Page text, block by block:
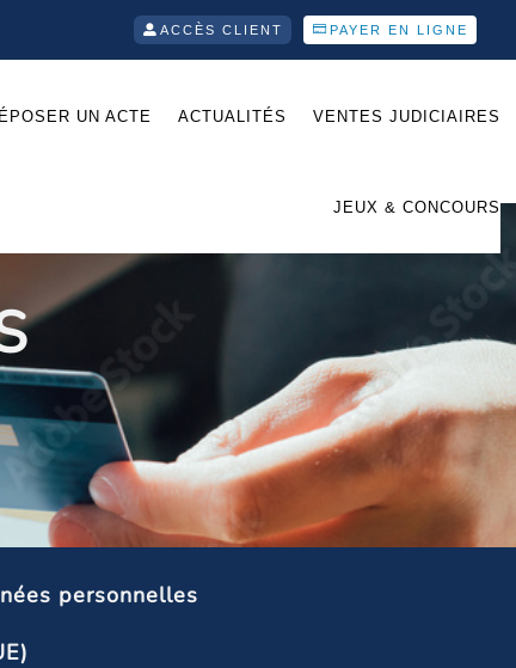
PAYER EN LIGNE
ACCÈS CLIENT
UN ACTE ACTUALITÉS VENTES JUDICIAIRES
JEUX & CONCOURS
personnelles